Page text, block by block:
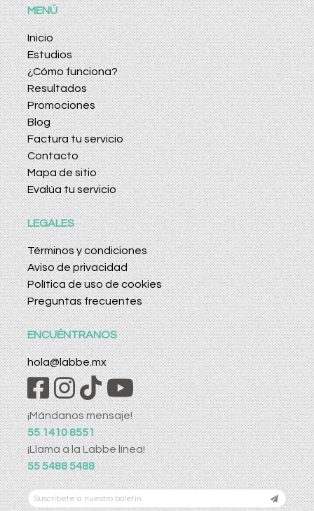
MENÚ
Inicio
Estudios
¿Cómo funciona?
Resultados
Promociones
Blog
Factura tu servicio
Contacto
Mapa de sitio
Evalúa tu servicio
LEGALES
Términos y condiciones
Aviso de privacidad
Política de uso de cookies
Preguntas frecuentes
ENCUÉNTRANOS
hola@labbe.mx
¡Mándanos mensaje!
55 1410 8551
¡Llama a la Labbe línea!
55 5488 5488